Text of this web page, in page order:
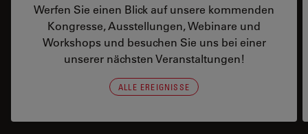
Werfen Sie einen Blick auf unsere kommenden
Kongresse, Ausstellungen, Webinare und
Workshops und besuchen Sie uns bei einer
unserer nächsten Veranstaltungen!
ALLE EREIGNISSE